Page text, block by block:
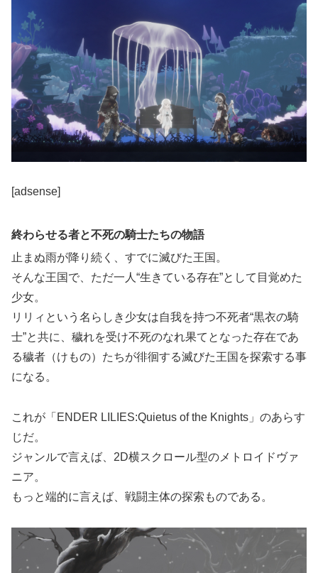
[adsense]
終わらせる者と不死の騎士たちの物語
止まぬ雨が降り続く、すでに滅びた王国。
そんな王国で、ただ一人“生きている存在”として目覚めた
少女。
リリィという名らしき少女は自我を持つ不死者“黒衣の騎
士”と共に、穢れを受け不死のなれ果てとなった存在であ
る穢者（けもの）たちが徘徊する滅びた王国を探索する事
になる。
これが「ENDER LILIES:Quietus of the Knights」のあらす
じだ。
ジャンルで言えば、2D横スクロール型のメトロイドヴァ
ニア。
もっと端的に言えば、戦闘主体の探索ものである。